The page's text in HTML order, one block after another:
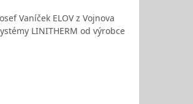
Vaníček ELOV z Vojnova
LINITHERM od výrobce